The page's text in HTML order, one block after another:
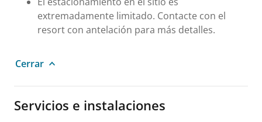
extremadamente limitado. Contacte con el
resort con antelación para más detalles.
Cerrar
Servicios e instalaciones